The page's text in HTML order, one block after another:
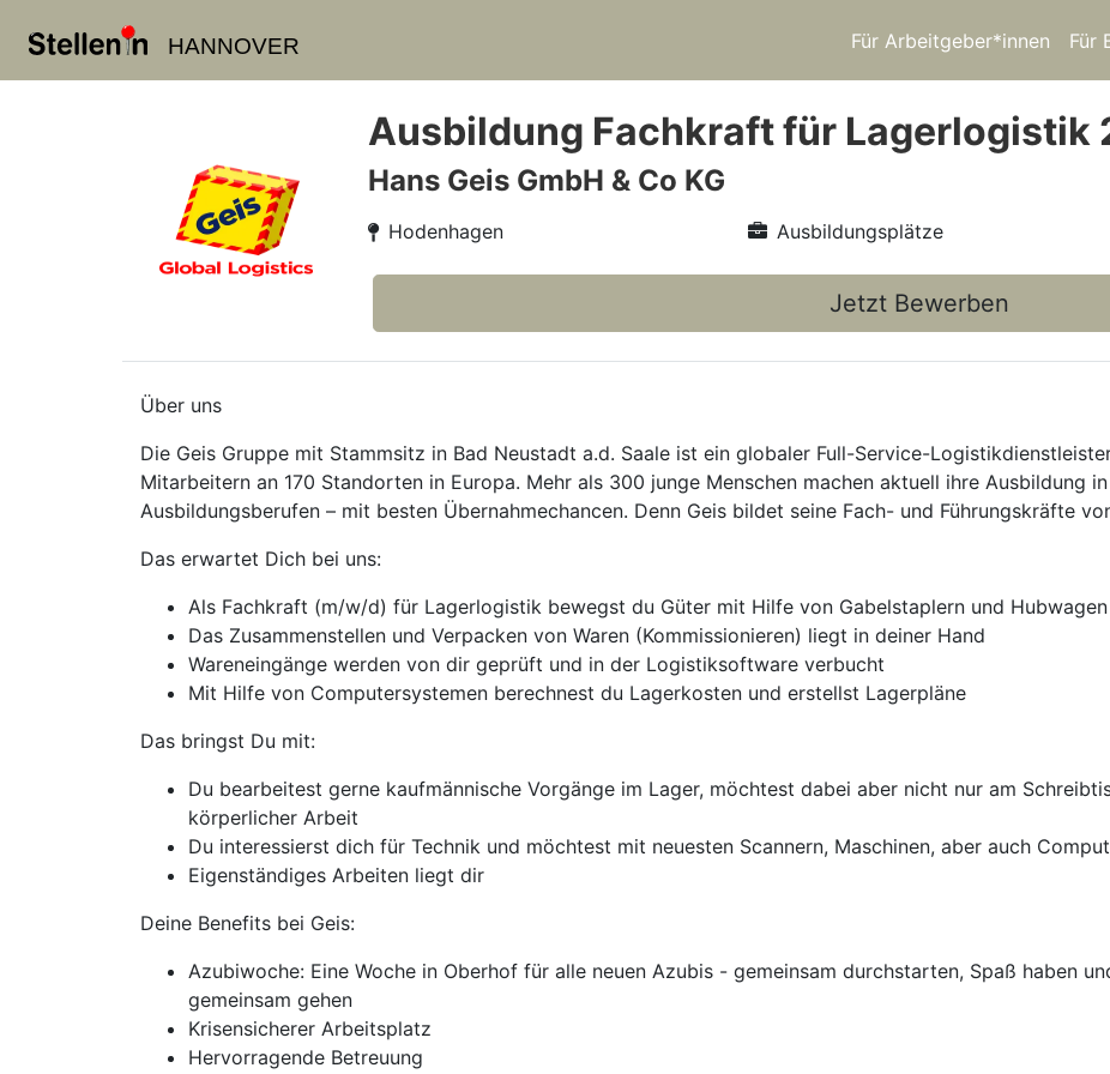
HANNOVER Für Arbeitgeber*innen Für
Ausbildung Fachkraft für Lagerlogistik
Hans Geis GmbH & Co KG
Hodenhagen Ausbildungsplätze
Jetzt Bewerben
Über uns
Die Geis Gruppe mit Stammsitz in Bad Neustadt a.d. Saale ist ein globaler Full-Service-
Mitarbeitern an 170 Standorten in Europa. Mehr als 300 junge Menschen machen aktuell ihre Ausbildung
Ausbildungsberufen – mit besten Übernahmechancen. Denn Geis bildet seine Fach- und Führungskräfte
Das erwartet Dich bei uns:
Als Fachkraft (m/w/d) für Lagerlogistik bewegst du Güter mit Hilfe von Gabelstaplern und
Das Zusammenstellen und Verpacken von Waren (Kommissionieren) liegt in deiner Hand
Wareneingänge werden von dir geprüft und in der Logistiksoftware verbucht
Mit Hilfe von Computersystemen berechnest du Lagerkosten und erstellst Lagerpläne
Das bringst Du mit:
Du bearbeitest gerne kaufmännische Vorgänge im Lager, möchtest dabei aber nicht nur am
körperlicher Arbeit
Du interessierst dich für Technik und möchtest mit neuesten Scannern, Maschinen, aber auch
Eigenständiges Arbeiten liegt dir
Deine Benefits bei Geis:
Azubiwoche: Eine Woche in Oberhof für alle neuen Azubis - gemeinsam durchstarten, Spaß haben
gemeinsam gehen
Krisensicherer Arbeitsplatz
Hervorragende Betreuung